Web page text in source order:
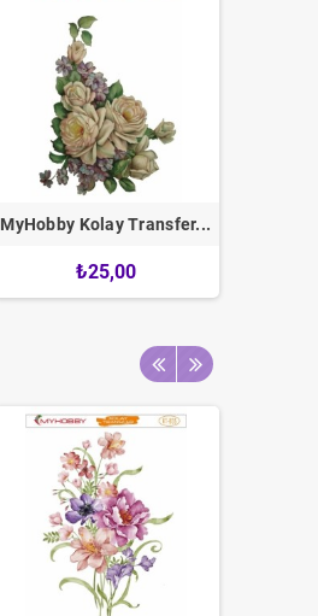
MyHobby Kolay Transfer...
₺25,00